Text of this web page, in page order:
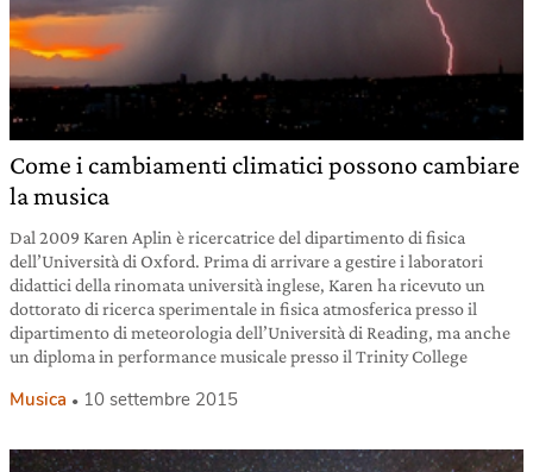
Come i cambiamenti climatici possono cambiare
la musica
Dal 2009 Karen Aplin è ricercatrice del dipartimento di fisica
dell’Università di Oxford. Prima di arrivare a gestire i laboratori
didattici della rinomata università inglese, Karen ha ricevuto un
dottorato di ricerca sperimentale in fisica atmosferica presso il
dipartimento di meteorologia dell’Università di Reading, ma anche
un diploma in performance musicale presso il Trinity College
Musica 10 settembre 2015